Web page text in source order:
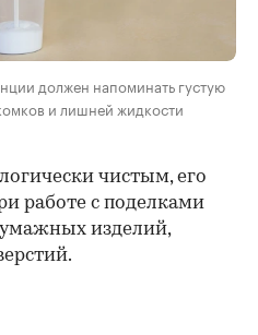
должен напоминать густую
и лишней жидкости
чистым, его
работе с поделками
изделий,